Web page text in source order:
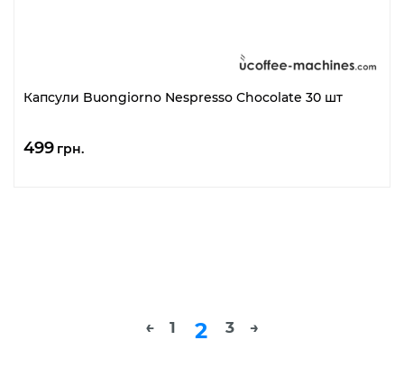
Капсули Buongiorno Nespresso Chocolate 30 шт
499 грн.
← 1 2 3 →